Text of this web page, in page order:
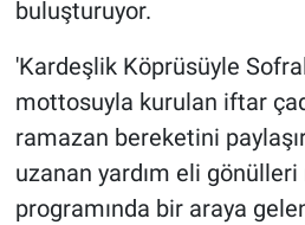
buluşturuyor.
'Kardeşlik Köprüsüyle
mottosuyla kurulan iftar
ramazan bereketini
uzanan yardım eli gönülleri
programında bir araya